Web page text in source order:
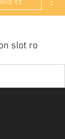
Et
slot ro